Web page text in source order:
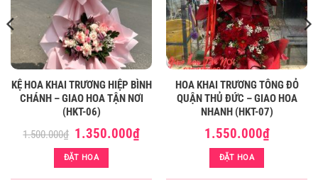
KỆ HOA KHAI TRƯƠNG HIỆP BÌNH
CHÁNH – GIAO HOA TẬN NƠI
(HKT-06)
1.500.000₫ Giá
gốc
là:
1.500.000₫.
1.350.000₫Giá
hiện
ĐẶT HOA
HOA KHAI TRƯƠNG TÔNG ĐỎ
QUẬN THỦ ĐỨC – GIAO HOA
NHANH (HKT-07)
1.550.000₫
ĐẶT HOA